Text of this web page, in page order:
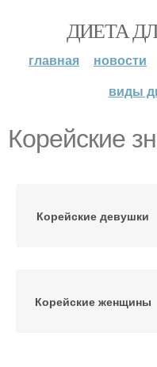
ДИЕТА
главная новости
виды
Корейские
Корейские девушки
Корейские женщины